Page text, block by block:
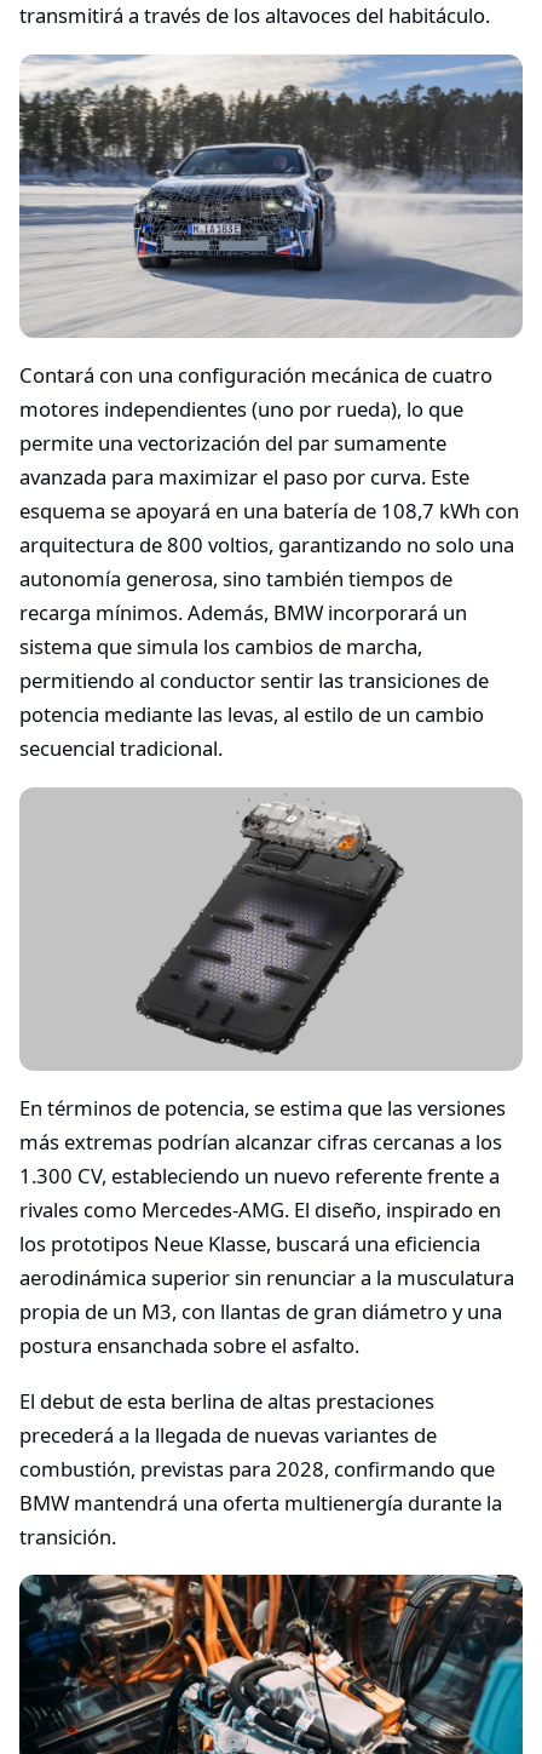
transmitirá a través de los altavoces del habitáculo.
Contará con una configuración mecánica de cuatro
motores independientes (uno por rueda), lo que
permite una vectorización del par sumamente
avanzada para maximizar el paso por curva. Este
esquema se apoyará en una batería de 108,7 kWh con
arquitectura de 800 voltios, garantizando no solo una
autonomía generosa, sino también tiempos de
recarga mínimos. Además, BMW incorporará un
sistema que simula los cambios de marcha,
permitiendo al conductor sentir las transiciones de
potencia mediante las levas, al estilo de un cambio
secuencial tradicional.
En términos de potencia, se estima que las versiones
más extremas podrían alcanzar cifras cercanas a los
1.300 CV, estableciendo un nuevo referente frente a
rivales como Mercedes-AMG. El diseño, inspirado en
los prototipos Neue Klasse, buscará una eficiencia
aerodinámica superior sin renunciar a la musculatura
propia de un M3, con llantas de gran diámetro y una
postura ensanchada sobre el asfalto.
El debut de esta berlina de altas prestaciones
precederá a la llegada de nuevas variantes de
combustión, previstas para 2028, confirmando que
BMW mantendrá una oferta multienergía durante la
transición.